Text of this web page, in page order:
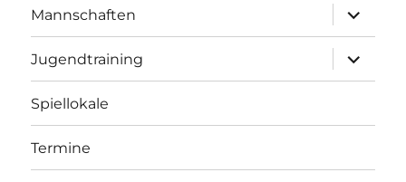
Mannschaften
öffnen
Jugendtraining
öffnen
Spiellokale
Termine